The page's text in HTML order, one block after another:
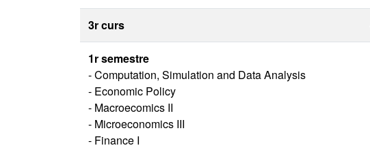
3r curs
1r semestre
- Computation, Simulation and Data Analysis
- Economic Policy
- Macroecomics II
- Microeconomics III
- Finance I